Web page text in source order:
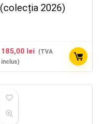
(colecția 2026)
185,00 lei
(TVA
inclus)